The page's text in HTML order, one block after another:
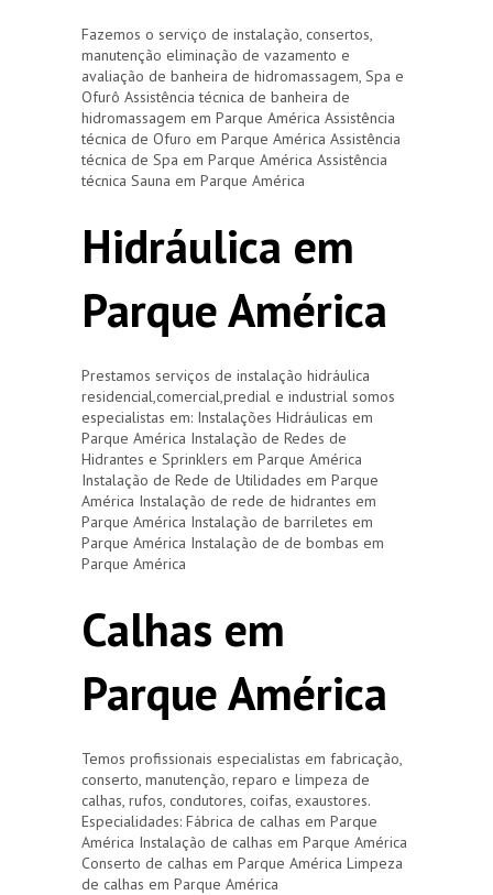
Fazemos o serviço de instalação, consertos,
manutenção eliminação de vazamento e
avaliação de banheira de hidromassagem, Spa e
Ofurô Assistência técnica de banheira de
hidromassagem em Parque América Assistência
técnica de Ofuro em Parque América Assistência
técnica de Spa em Parque América Assistência
técnica Sauna em Parque América
Hidráulica em
Parque América
Prestamos serviços de instalação hidráulica
residencial,comercial,predial e industrial somos
especialistas em: Instalações Hidráulicas em
Parque América Instalação de Redes de
Hidrantes e Sprinklers em Parque América
Instalação de Rede de Utilidades em Parque
América Instalação de rede de hidrantes em
Parque América Instalação de barriletes em
Parque América Instalação de de bombas em
Parque América
Calhas em
Parque América
Temos profissionais especialistas em fabricação,
conserto, manutenção, reparo e limpeza de
calhas, rufos, condutores, coifas, exaustores.
Especialidades: Fábrica de calhas em Parque
América Instalação de calhas em Parque América
Conserto de calhas em Parque América Limpeza
de calhas em Parque América